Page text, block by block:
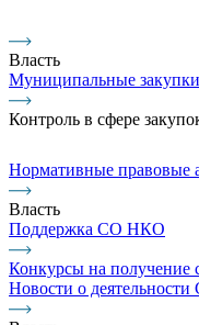
Власть
Муниципальные закупки
Контроль в сфере
Нормативные правовые
Власть
Поддержка СО НКО
Конкурсы на
Новости о